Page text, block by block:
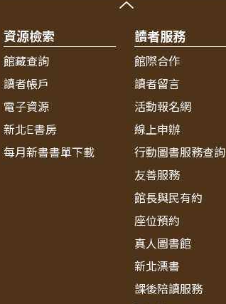
資源檢索
館藏查詢
讀者帳戶
電子資源
新北E書房
每月新書書單下載
讀者服務
館際合作
讀者留言
活動報名網
線上申辦
行動圖書服務查詢
友善服務
館長與民有約
座位預約
真人圖書館
新北漂書
課後陪讀服務